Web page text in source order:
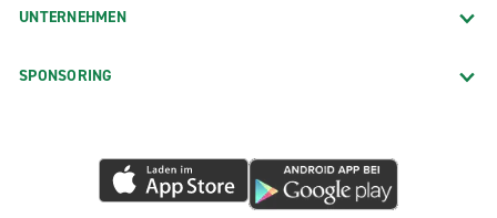
UNTERNEHMEN
SPONSORING